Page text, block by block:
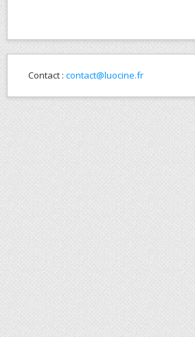
Contact : contact@luocine.fr